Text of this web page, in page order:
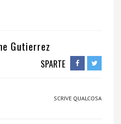
Gutierrez
SPARTE
SCRIVE QUALCOSA